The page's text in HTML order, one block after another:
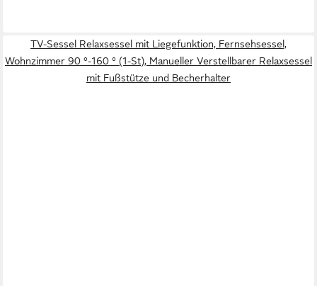
TV-Sessel Relaxsessel mit Liegefunktion, Fernsehsessel,
Wohnzimmer 90 °-160 ° (1-St), Manueller Verstellbarer Relaxsessel
mit Fußstütze und Becherhalter